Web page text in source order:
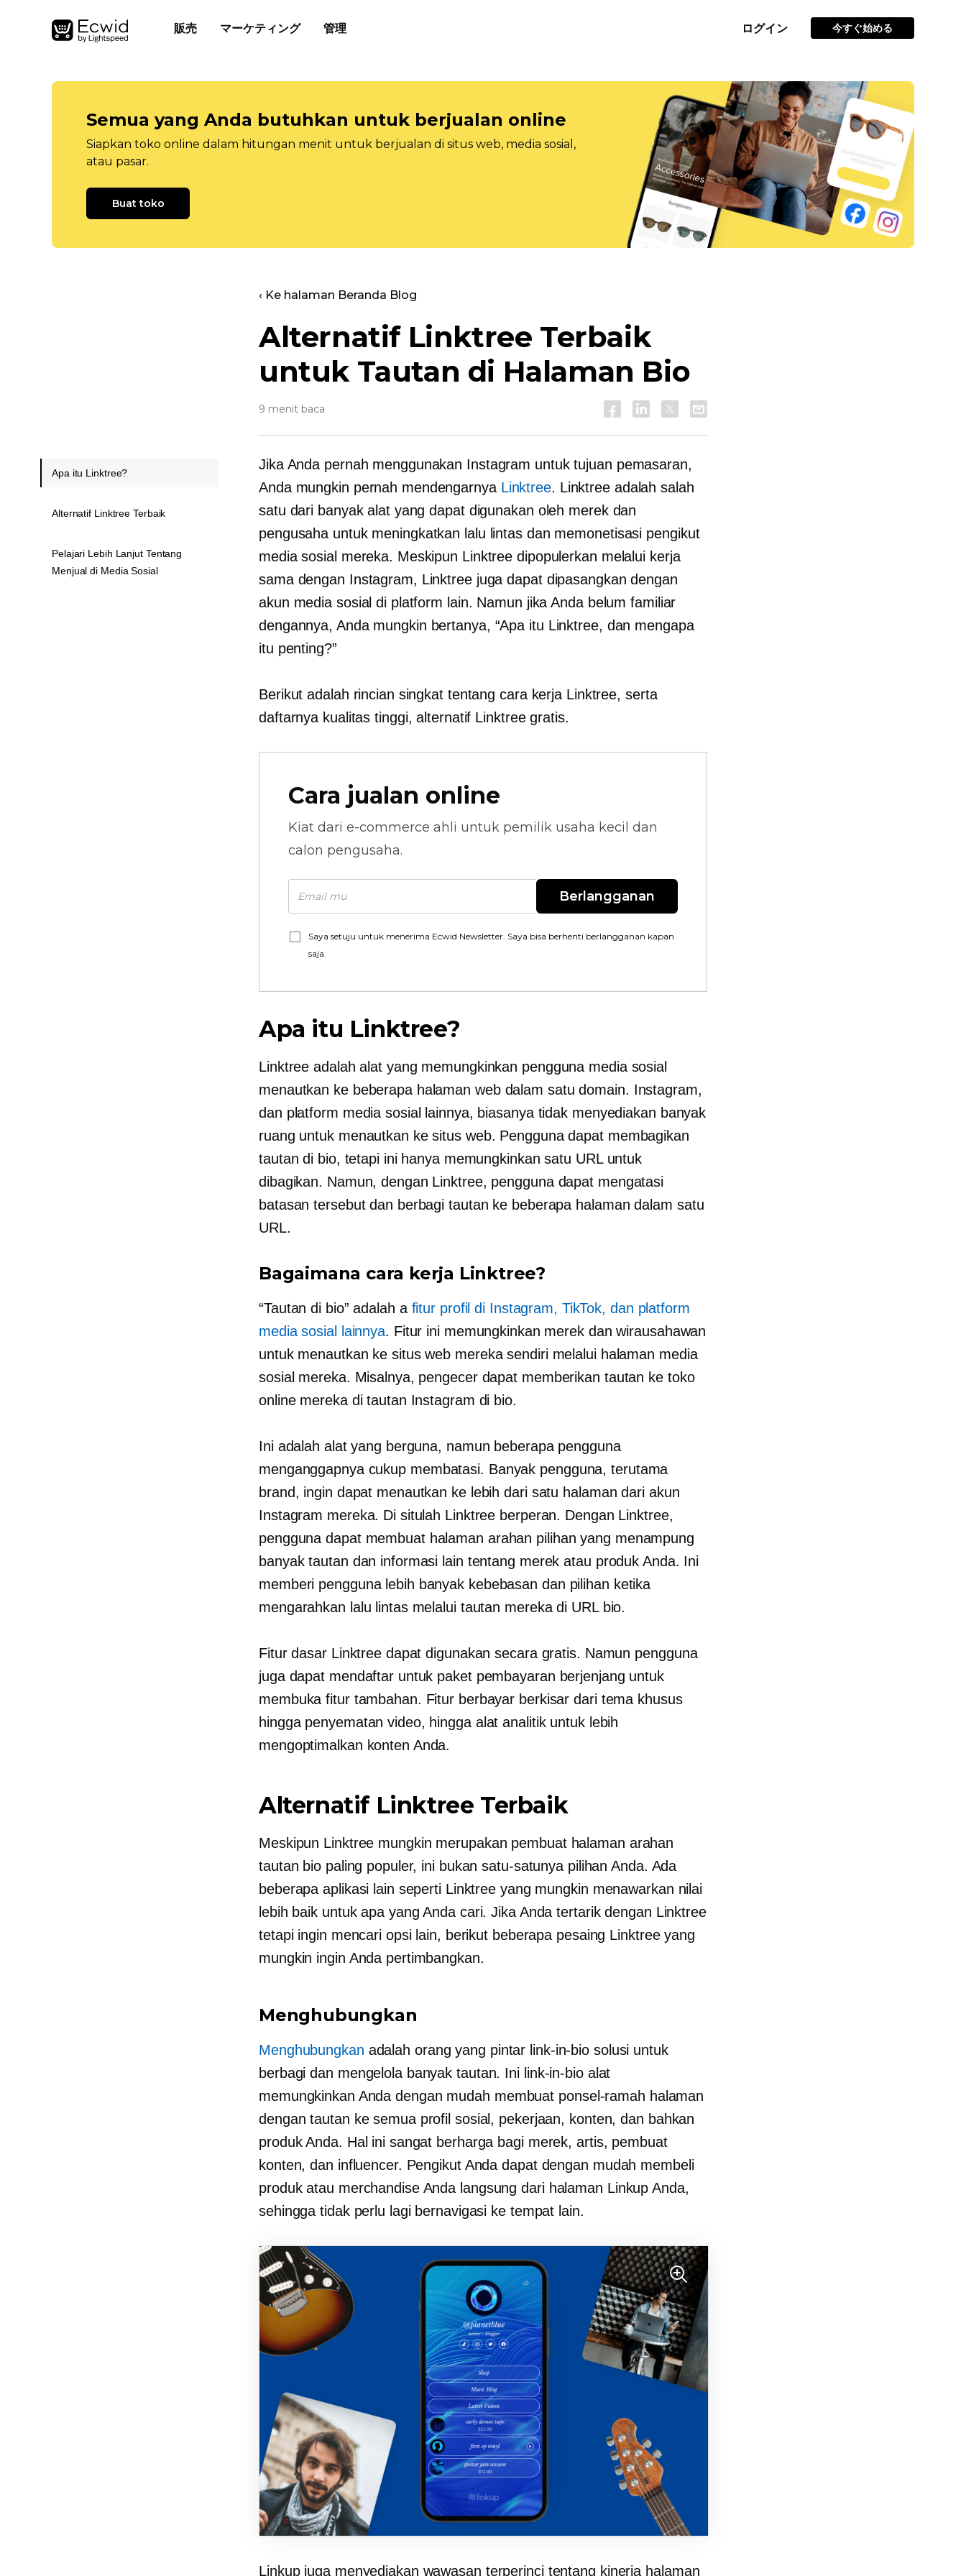
販売 マーケティング 管理 ログイン 今すぐ始める
Semua yang Anda butuhkan untuk berjualan online
Siapkan toko online dalam hitungan menit untuk berjualan di situs web, media sosial,
atau pasar.
Buat toko
‹ Ke halaman Beranda Blog
Alternatif Linktree Terbaik
untuk Tautan di Halaman Bio
9 menit baca
Jika Anda pernah menggunakan Instagram untuk tujuan pemasaran,
Anda mungkin pernah mendengarnya Linktree. Linktree adalah salah
satu dari banyak alat yang dapat digunakan oleh merek dan
pengusaha untuk meningkatkan lalu lintas dan memonetisasi pengikut
media sosial mereka. Meskipun Linktree dipopulerkan melalui kerja
sama dengan Instagram, Linktree juga dapat dipasangkan dengan
akun media sosial di platform lain. Namun jika Anda belum familiar
dengannya, Anda mungkin bertanya, “Apa itu Linktree, dan mengapa
itu penting?”
Berikut adalah rincian singkat tentang cara kerja Linktree, serta
daftarnya kualitas tinggi, alternatif Linktree gratis.
Cara jualan online
Kiat dari e-commerce ahli untuk pemilik usaha kecil dan
calon pengusaha.
Berlangganan
Saya setuju untuk menerima Ecwid Newsletter. Saya bisa berhenti berlangganan kapan
saja.
Apa itu Linktree?
Linktree adalah alat yang memungkinkan pengguna media sosial
menautkan ke beberapa halaman web dalam satu domain. Instagram,
dan platform media sosial lainnya, biasanya tidak menyediakan banyak
ruang untuk menautkan ke situs web. Pengguna dapat membagikan
tautan di bio, tetapi ini hanya memungkinkan satu URL untuk
dibagikan. Namun, dengan Linktree, pengguna dapat mengatasi
batasan tersebut dan berbagi tautan ke beberapa halaman dalam satu
URL.
Bagaimana cara kerja Linktree?
“Tautan di bio” adalah a fitur profil di Instagram, TikTok, dan platform
media sosial lainnya. Fitur ini memungkinkan merek dan wirausahawan
untuk menautkan ke situs web mereka sendiri melalui halaman media
sosial mereka. Misalnya, pengecer dapat memberikan tautan ke toko
online mereka di tautan Instagram di bio.
Ini adalah alat yang berguna, namun beberapa pengguna
menganggapnya cukup membatasi. Banyak pengguna, terutama
brand, ingin dapat menautkan ke lebih dari satu halaman dari akun
Instagram mereka. Di situlah Linktree berperan. Dengan Linktree,
pengguna dapat membuat halaman arahan pilihan yang menampung
banyak tautan dan informasi lain tentang merek atau produk Anda. Ini
memberi pengguna lebih banyak kebebasan dan pilihan ketika
mengarahkan lalu lintas melalui tautan mereka di URL bio.
Fitur dasar Linktree dapat digunakan secara gratis. Namun pengguna
juga dapat mendaftar untuk paket pembayaran berjenjang untuk
membuka fitur tambahan. Fitur berbayar berkisar dari tema khusus
hingga penyematan video, hingga alat analitik untuk lebih
mengoptimalkan konten Anda.
Alternatif Linktree Terbaik
Meskipun Linktree mungkin merupakan pembuat halaman arahan
tautan bio paling populer, ini bukan satu-satunya pilihan Anda. Ada
beberapa aplikasi lain seperti Linktree yang mungkin menawarkan nilai
lebih baik untuk apa yang Anda cari. Jika Anda tertarik dengan Linktree
tetapi ingin mencari opsi lain, berikut beberapa pesaing Linktree yang
mungkin ingin Anda pertimbangkan.
Menghubungkan
Menghubungkan adalah orang yang pintar link-in-bio solusi untuk
berbagi dan mengelola banyak tautan. Ini link-in-bioalat
memungkinkan Anda dengan mudah membuat ponsel-ramah halaman
dengan tautan ke semua profil sosial, pekerjaan, konten, dan bahkan
produk Anda. Hal ini sangat berharga bagi merek, artis, pembuat
konten, dan influencer. Pengikut Anda dapat dengan mudah membeli
produk atau merchandise Anda langsung dari halaman Linkup Anda,
sehingga tidak perlu lagi bernavigasi ke tempat lain.
Linkup juga menyediakan wawasan terperinci tentang kinerja halaman
Apa itu Linktree?
Alternatif Linktree Terbaik
Pelajari Lebih Lanjut Tentang
Menjual di Media Sosial